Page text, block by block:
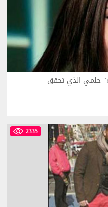
حلمي الذي تحقق
2335